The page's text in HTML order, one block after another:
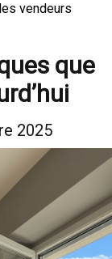
vendeurs
que
2025